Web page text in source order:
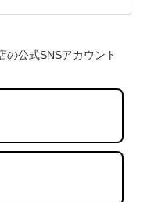
の公式SNSアカウント